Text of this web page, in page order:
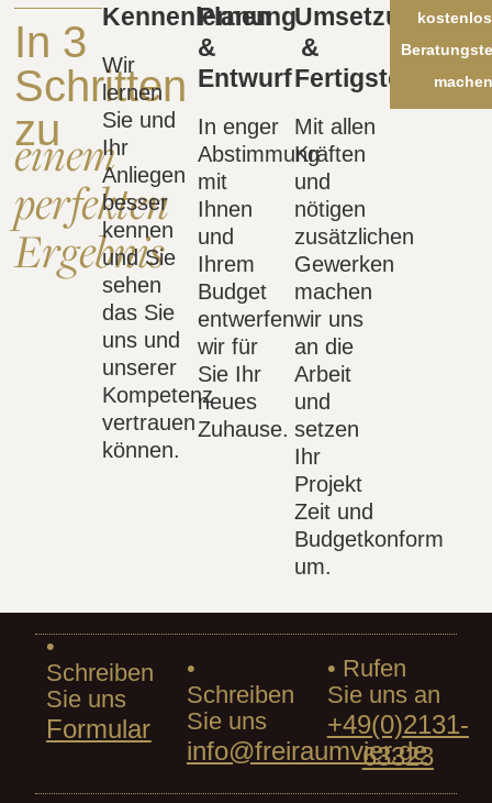
In 3
Schritten
zu
einem
perfekten
Ergebnis
Kennenlernen
Wir
lernen
Sie und
Ihr
Anliegen
besser
kennen
und Sie
sehen
das Sie
uns und
unserer
Kompetenz
vertrauen
können.
Planung
&
Entwurf
In enger
Abstimmung
mit
Ihnen
und
Ihrem
Budget
entwerfen
wir für
Sie Ihr
neues
Zuhause.
Umsetzung
&
Fertigstellung
Mit allen
Kräften
und
nötigen
zusätzlichen
Gewerken
machen
wir uns
an die
Arbeit
und
setzen
Ihr
Projekt
Zeit und
Budgetkonform
um.
•
Schreiben
Sie uns
Formular
•
Schreiben
Sie uns
info@freiraumvier.de
• Rufen
Sie uns an
+49(0)2131-
63323